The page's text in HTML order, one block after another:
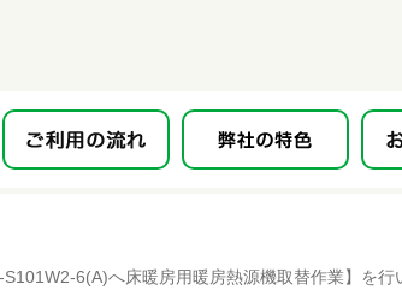
6(A)へ床暖房用暖房熱源機取替作業】を行